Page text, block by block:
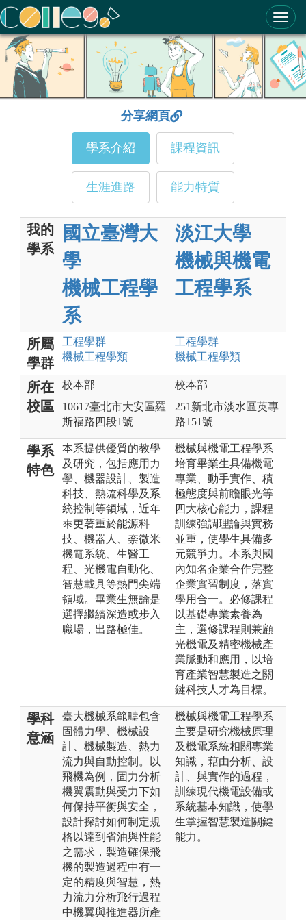
ColleGo! 大學選才與高中育才輔助系統
分享網頁
學系介紹 課程資訊
生涯進路 能力特質
我的
學系
國立臺灣大
學
機械工程學
系
淡江大學
機械與機電
工程學系
所屬
學群
工程學群
機械工程學類
工程學群
機械工程學類
所在
校區
校本部
10617臺北市大安區羅
斯福路四段1號
校本部
251新北市淡水區英專
路151號
學系
特色
本系提供優質的教學
及研究，包括應用力
學、機器設計、製造
科技、熱流科學及系
統控制等領域，近年
來更著重於能源科
技、機器人、奈微米
機電系統、生醫工
程、光機電自動化、
智慧載具等熱門尖端
領域。畢業生無論是
選擇繼續深造或步入
職場，出路極佳。
機械與機電工程學系
培育畢業生具備機電
專業、動手實作、積
極態度與前瞻眼光等
四大核心能力，課程
訓練強調理論與實務
並重，使學生具備多
元競爭力。本系與國
內知名企業合作完整
企業實習制度，落實
學用合一。必修課程
以基礎專業素養為
主，選修課程則兼顧
光機電及精密機械產
業脈動和應用，以培
育產業智慧製造之關
鍵科技人才為目標。
學科
意涵
臺大機械系範疇包含
固體力學、機械設
計、機械製造、熱力
流力與自動控制。以
飛機為例，固力分析
機翼震動與受力下如
何保持平衡與安全，
設計探討如何制定規
格以達到省油與性能
之需求，製造確保飛
機的製造過程中有一
定的精度與智慧，熱
力流力分析飛行過程
中機翼與推進器所產
機械與機電工程學系
主要是研究機械原理
及機電系統相關專業
知識，藉由分析、設
計、與實作的過程，
訓練現代機電設備或
系統基本知識，使學
生掌握智慧製造關鍵
能力。